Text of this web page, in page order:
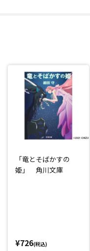
「竜とそばかすの
姫」 角川文庫
¥726(税込)